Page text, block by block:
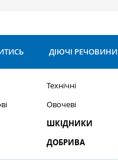
ДІЮЧІ РЕЧОВИНИ
Технічні
Овочеві
ШКІДНИКИ
ДОБРИВА